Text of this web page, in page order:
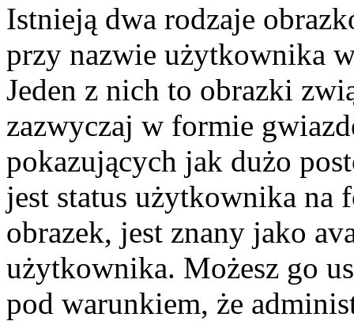
Istnieją dwa rodzaje
przy nazwie użytkownika
Jeden z nich to obrazki
zazwyczaj w formie
pokazujących jak dużo
jest status użytkownika na
obrazek, jest znany jako
użytkownika. Możesz go
pod warunkiem, że